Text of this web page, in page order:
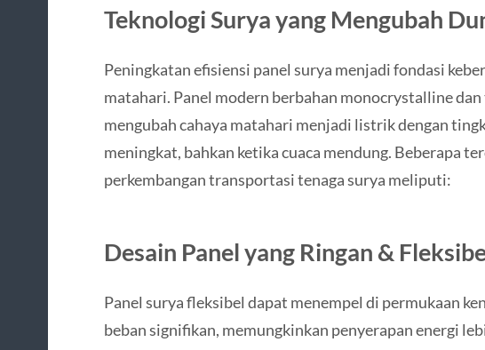
Teknologi Surya yang Mengubah
Peningkatan efisiensi panel surya menjadi fondasi
matahari. Panel modern berbahan monocrystalline
mengubah cahaya matahari menjadi listrik dengan
meningkat, bahkan ketika cuaca mendung. Beberapa
perkembangan transportasi tenaga surya meliputi:
Desain Panel yang Ringan &
Panel surya fleksibel dapat menempel di permukaan
beban signifikan, memungkinkan penyerapan energi